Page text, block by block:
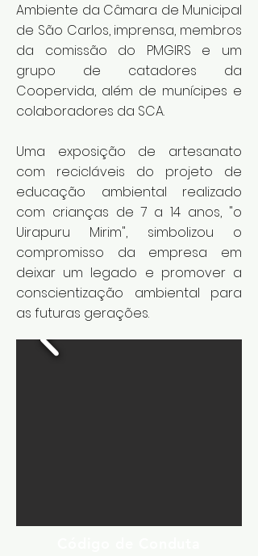
Ambiente da Câmara de Municipal
de São Carlos, imprensa, membros
da comissão do PMGIRS e um
grupo de catadores da
Coopervida, além de munícipes e
colaboradores da SCA.
Uma exposição de artesanato
com recicláveis do projeto de
educação ambiental realizado
com crianças de 7 a 14 anos, "o
Uirapuru Mirim", simbolizou o
compromisso da empresa em
deixar um legado e promover a
conscientização ambiental para
as futuras gerações.